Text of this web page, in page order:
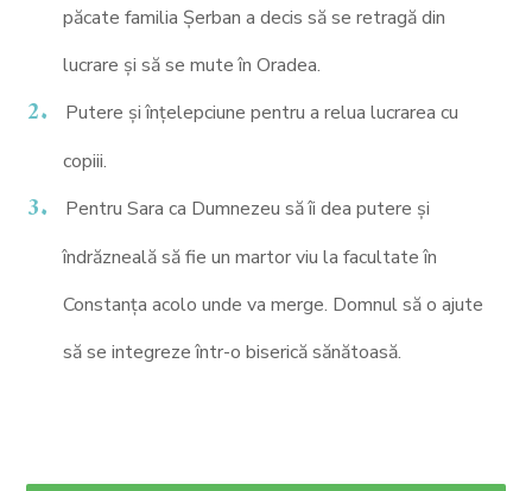
păcate familia Șerban a decis să se retragă din
lucrare și să se mute în Oradea.
Putere și înțelepciune pentru a relua lucrarea cu
copiii.
Pentru Sara ca Dumnezeu să îi dea putere și
îndrăzneală să fie un martor viu la facultate în
Constanța acolo unde va merge. Domnul să o ajute
să se integreze într-o biserică sănătoasă.